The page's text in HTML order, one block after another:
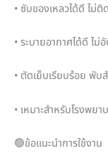
• ซับของเหลวได้ดี ไม่
• ระบายอากาศได้ดี ไม่
• ตัดเย็บเรียบร้อย พับ
• เหมาะสำหรับโรงพย
🟢ข้อแนะนำการใช้งาน